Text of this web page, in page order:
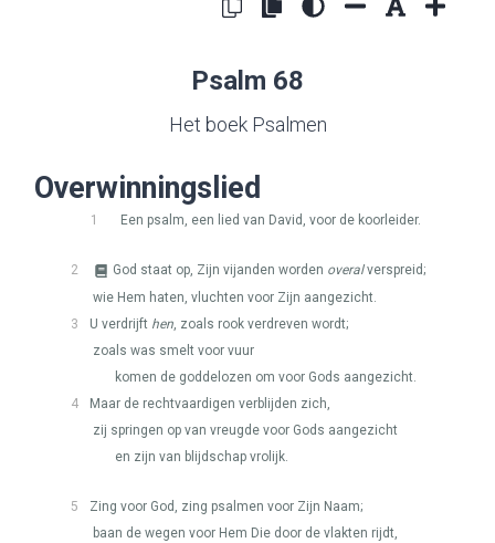
Psalm 68
Het boek Psalmen
Overwinningslied
1 Een psalm, een lied van David, voor de koorleider.
2 God staat op, Zijn vijanden worden overalverspreid;
wie Hem haten, vluchten voor Zijn aangezicht.
3
U verdrijft hen, zoals rook verdreven wordt;
zoals was smelt voor vuur
komen de goddelozen om voor Gods aangezicht.
4
Maar de rechtvaardigen verblijden zich,
zij springen op van vreugde voor Gods aangezicht
en zijn van blijdschap vrolijk.
5
Zing voor God, zing psalmen voor Zijn Naam;
baan de wegen voor Hem Die door de vlakten rijdt,